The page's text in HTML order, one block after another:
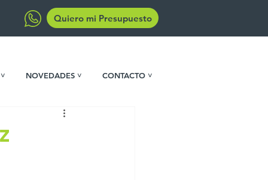
Quiero mi Presupuesto
NOVEDADES ˅ CONTACTO ˅